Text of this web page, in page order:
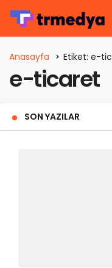
Anasayfa Etiket: e-
e-ticaret
SON YAZILAR